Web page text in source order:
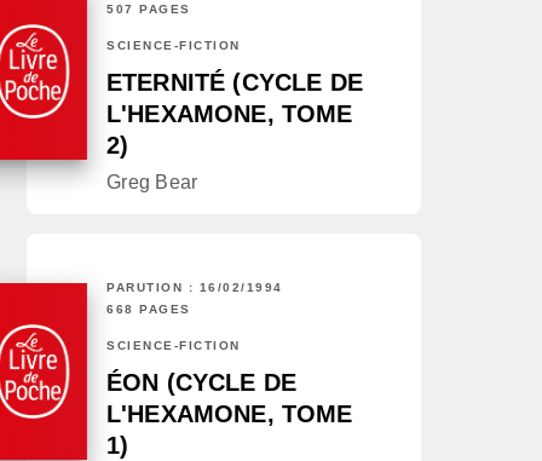
507 PAGES
SCIENCE-FICTION
ETERNITÉ (CYCLE DE
L'HEXAMONE, TOME
2)
Greg Bear
PARUTION : 16/02/1994
668 PAGES
SCIENCE-FICTION
ÉON (CYCLE DE
L'HEXAMONE, TOME
1)